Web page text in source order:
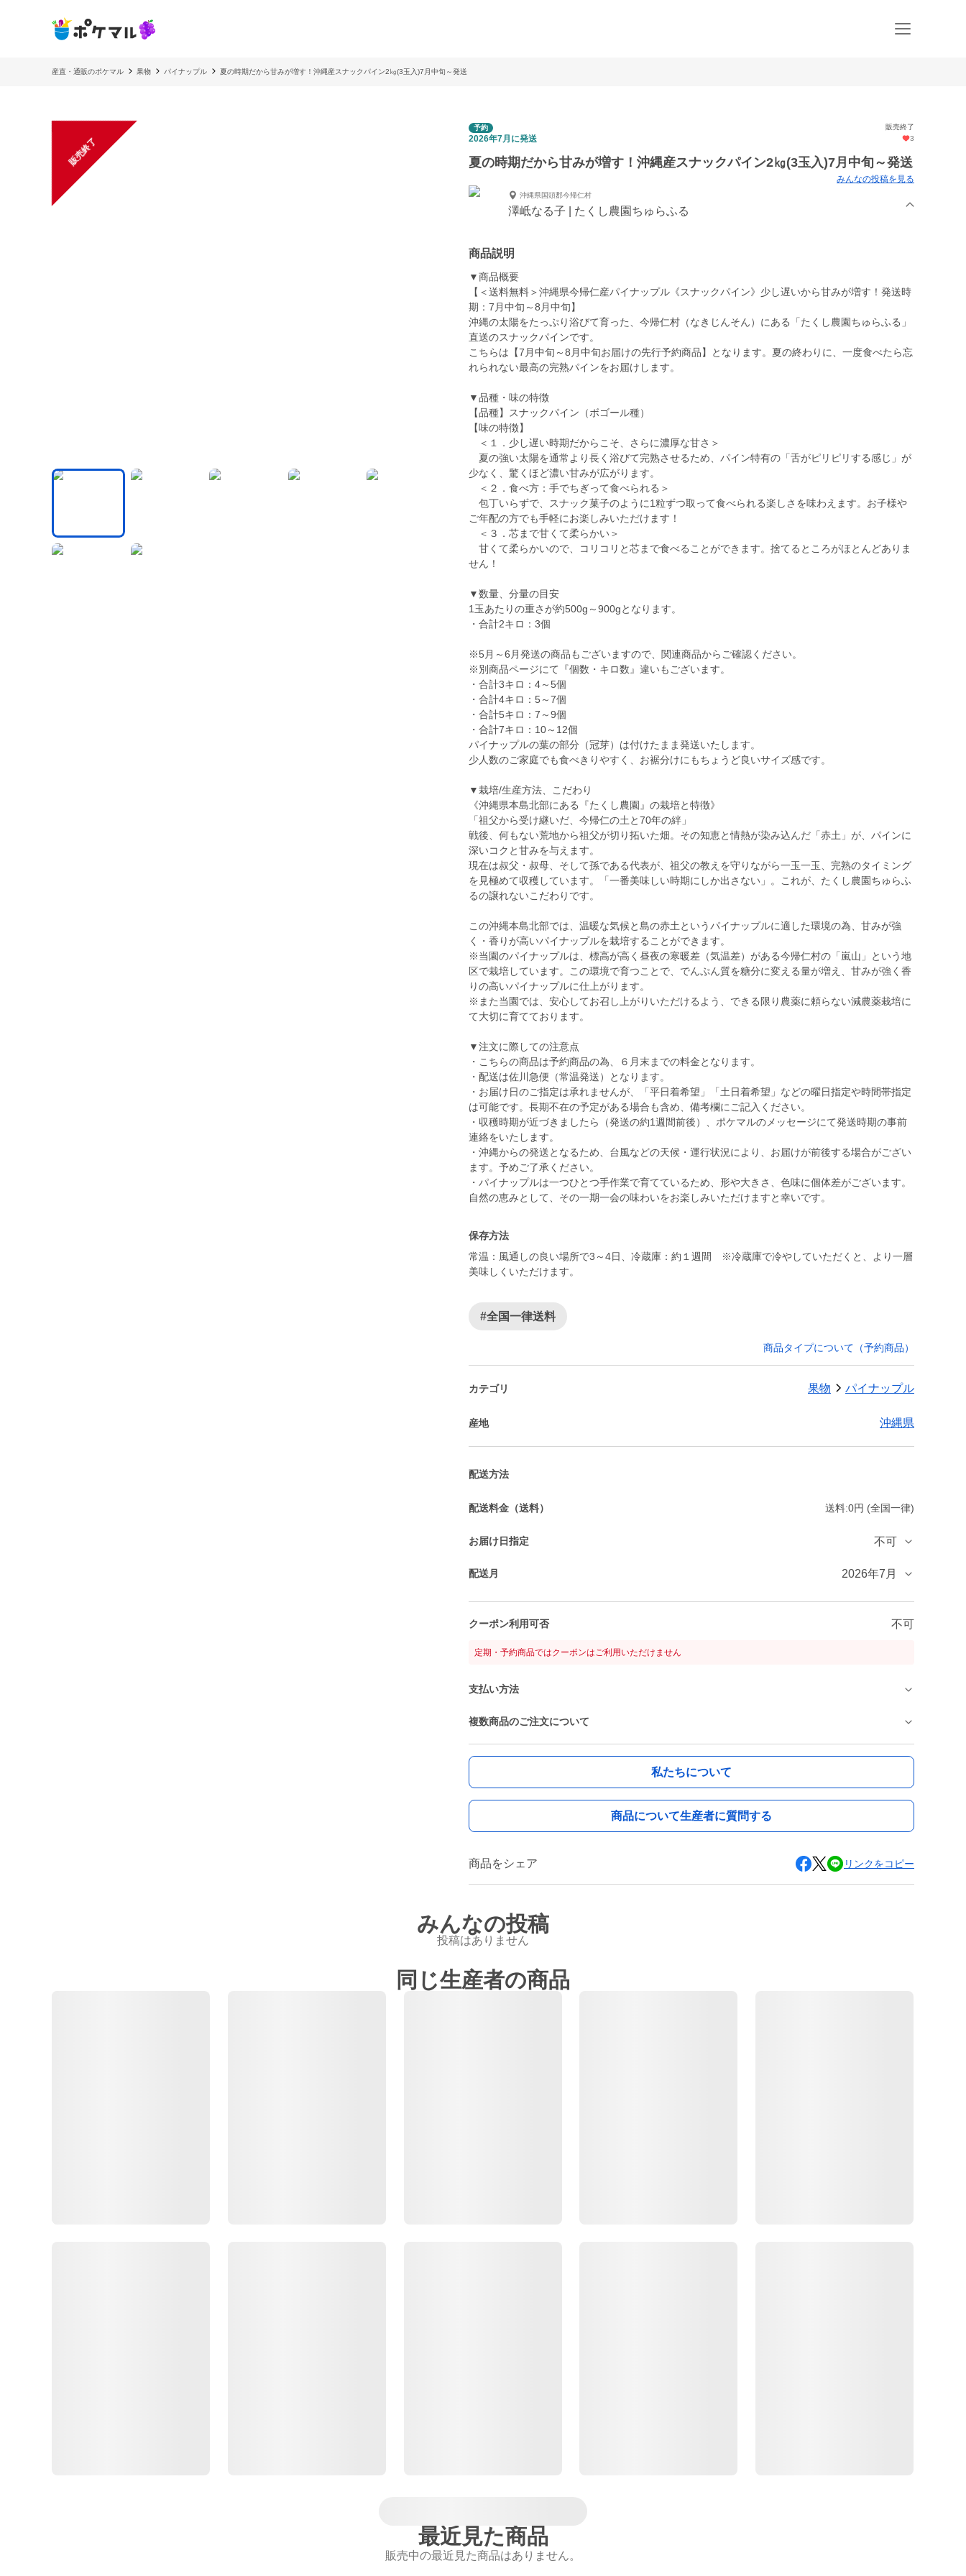
産直・通販のポケマル 果物 パイナップル 夏の時期だから甘みが増す！沖縄産スナックパイン2㎏(3玉入)7月中旬～発送
販売終了
予約 販売終了
2026年7月に発送 3
夏の時期だから甘みが増す！沖縄産スナックパイン2㎏(3玉入)7月中旬～発送
みんなの投稿を見る
沖縄県国頭郡今帰仁村
澤岻なる子 | たくし農園ちゅらふる
商品説明
▼商品概要
【＜送料無料＞沖縄県今帰仁産パイナップル《スナックパイン》少し遅いから甘みが増す！発送時
期：7月中旬～8月中旬】
沖縄の太陽をたっぷり浴びて育った、今帰仁村（なきじんそん）にある「たくし農園ちゅらふる」
直送のスナックパインです。
こちらは【7月中旬～8月中旬お届けの先行予約商品】となります。夏の終わりに、一度食べたら忘
れられない最高の完熟パインをお届けします。
▼品種・味の特徴
【品種】スナックパイン（ボゴール種）
【味の特徴】
＜１．少し遅い時期だからこそ、さらに濃厚な甘さ＞
夏の強い太陽を通常より長く浴びて完熟させるため、パイン特有の「舌がピリピリする感じ」が
少なく、驚くほど濃い甘みが広がります。
＜２．食べ方：手でちぎって食べられる＞
包丁いらずで、スナック菓子のように1粒ずつ取って食べられる楽しさを味わえます。お子様や
ご年配の方でも手軽にお楽しみいただけます！
＜３．芯まで甘くて柔らかい＞
甘くて柔らかいので、コリコリと芯まで食べることができます。捨てるところがほとんどありま
せん！
▼数量、分量の目安
1玉あたりの重さが約500g～900gとなります。
・合計2キロ：3個
※5月～6月発送の商品もございますので、関連商品からご確認ください。
※別商品ページにて『個数・キロ数』違いもございます。
・合計3キロ：4～5個
・合計4キロ：5～7個
・合計5キロ：7～9個
・合計7キロ：10～12個
パイナップルの葉の部分（冠芽）は付けたまま発送いたします。
少人数のご家庭でも食べきりやすく、お裾分けにもちょうど良いサイズ感です。
▼栽培/生産方法、こだわり
《沖縄県本島北部にある『たくし農園』の栽培と特徴》
「祖父から受け継いだ、今帰仁の土と70年の絆」
戦後、何もない荒地から祖父が切り拓いた畑。その知恵と情熱が染み込んだ「赤土」が、パインに
深いコクと甘みを与えます。
現在は叔父・叔母、そして孫である代表が、祖父の教えを守りながら一玉一玉、完熟のタイミング
を見極めて収穫しています。「一番美味しい時期にしか出さない」。これが、たくし農園ちゅらふ
るの譲れないこだわりです。
この沖縄本島北部では、温暖な気候と島の赤土というパイナップルに適した環境の為、甘みが強
く・香りが高いパイナップルを栽培することができます。
※当園のパイナップルは、標高が高く昼夜の寒暖差（気温差）がある今帰仁村の「嵐山」という地
区で栽培しています。この環境で育つことで、でんぷん質を糖分に変える量が増え、甘みが強く香
りの高いパイナップルに仕上がります。
※また当園では、安心してお召し上がりいただけるよう、できる限り農薬に頼らない減農薬栽培に
て大切に育てております。
▼注文に際しての注意点
・こちらの商品は予約商品の為、６月末までの料金となります。
・配送は佐川急便（常温発送）となります。
・お届け日のご指定は承れませんが、「平日着希望」「土日着希望」などの曜日指定や時間帯指定
は可能です。長期不在の予定がある場合も含め、備考欄にご記入ください。
・収穫時期が近づきましたら（発送の約1週間前後）、ポケマルのメッセージにて発送時期の事前
連絡をいたします。
・沖縄からの発送となるため、台風などの天候・運行状況により、お届けが前後する場合がござい
ます。予めご了承ください。
・パイナップルは一つひとつ手作業で育てているため、形や大きさ、色味に個体差がございます。
自然の恵みとして、その一期一会の味わいをお楽しみいただけますと幸いです。
保存方法
常温：風通しの良い場所で3～4日、冷蔵庫：約１週間 ※冷蔵庫で冷やしていただくと、より一層
美味しくいただけます。
#全国一律送料
商品タイプについて（予約商品）
カテゴリ 果物 パイナップル
産地 沖縄県
配送方法
配送料金（送料） 送料:0円 (全国一律)
お届け日指定 不可
配送月 2026年7月
クーポン利用可否 不可
定期・予約商品ではクーポンはご利用いただけません
支払い方法
複数商品のご注文について
私たちについて
商品について生産者に質問する
商品をシェア リンクをコピー
みんなの投稿
投稿はありません
同じ生産者の商品
最近見た商品
販売中の最近見た商品はありません。